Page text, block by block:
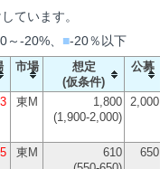
ています。
0～-20%、 ■-20％以下
市場
想定
(仮条件)
公募
東M
1,800
(1,900-2,000)
2,000
東M
610
650